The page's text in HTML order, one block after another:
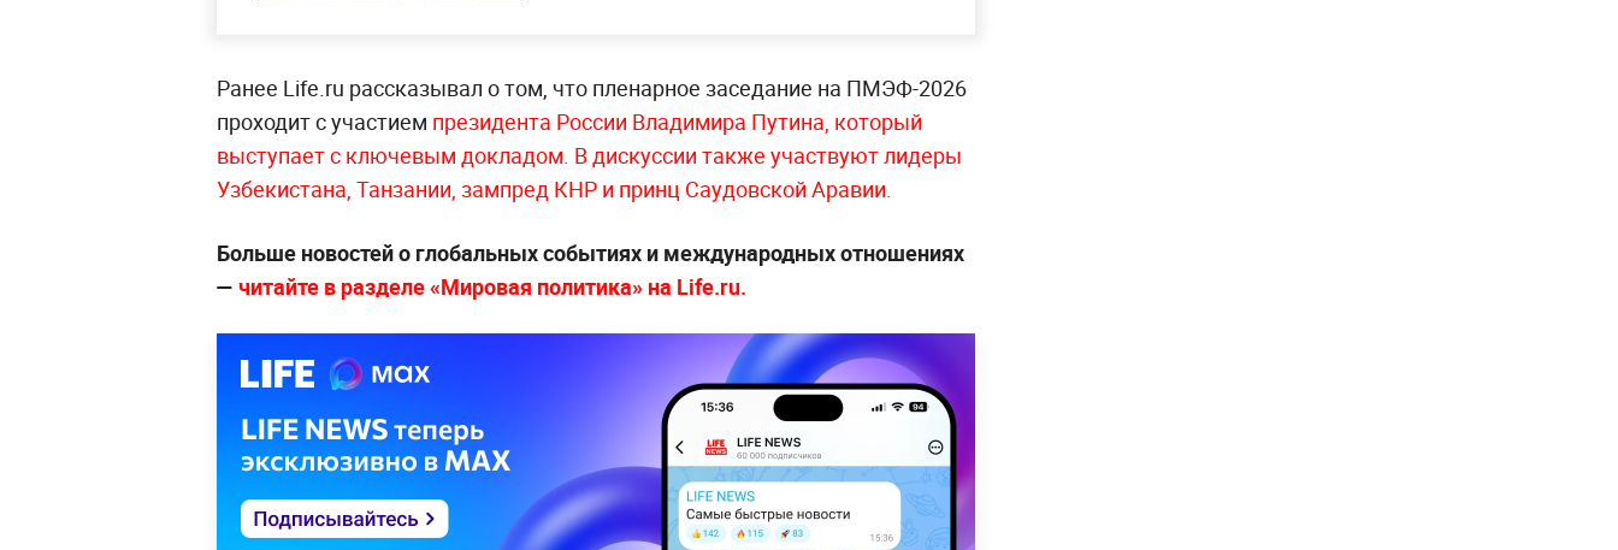
Ранее Life.ru рассказывал о том, что пленарное заседание на ПМЭФ-2026
проходит с участием президента России Владимира Путина, который
выступает с ключевым докладом. В дискуссии также участвуют лидеры
Узбекистана, Танзании, зампред КНР и принц Саудовской Аравии.
Больше новостей о глобальных событиях и международных отношениях
— читайте в разделе «Мировая политика» на Life.ru.